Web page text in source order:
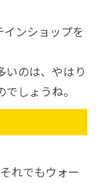
インショップを
いのは、やはり
しょうね。
れでもウォー